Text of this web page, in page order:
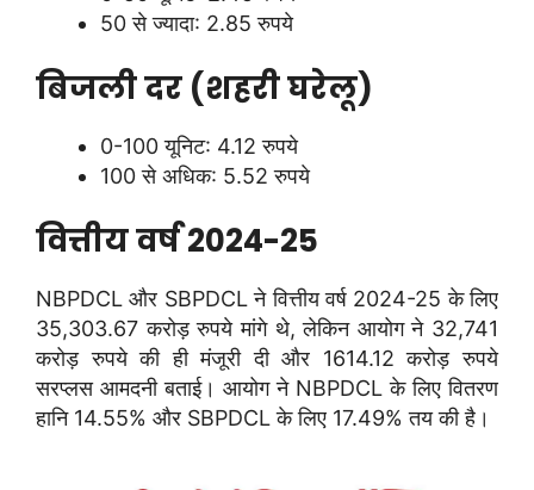
50 से ज्यादा: 2.85 रुपये
बिजली दर (शहरी घरेलू)
0-100 यूनिट: 4.12 रुपये
100 से अधिक: 5.52 रुपये
वित्तीय वर्ष 2024-25
NBPDCL और SBPDCL ने वित्तीय वर्ष 2024-25 के लिए
35,303.67 करोड़ रुपये मांगे थे, लेकिन आयोग ने 32,741
करोड़ रुपये की ही मंजूरी दी और 1614.12 करोड़ रुपये
सरप्लस आमदनी बताई। आयोग ने NBPDCL के लिए वितरण
हानि 14.55% और SBPDCL के लिए 17.49% तय की है।